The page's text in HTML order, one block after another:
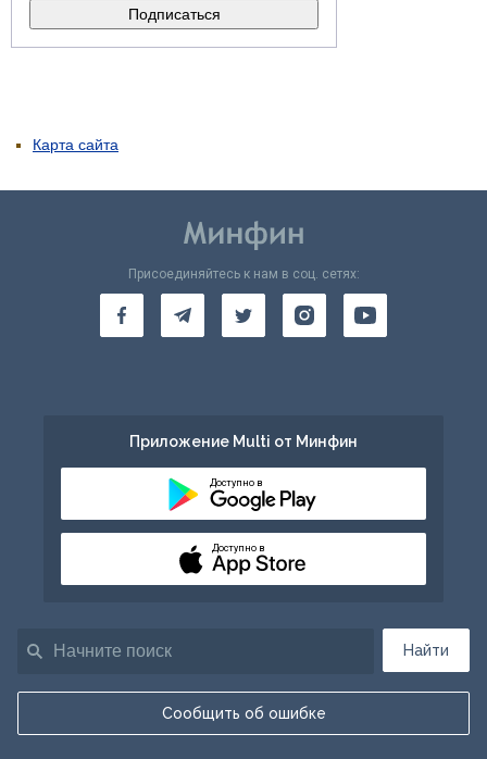
Карта сайта
Найти
Сообщить об ошибке
Присоединяйтесь к нам в соц. сетях:
Приложение Multi от Минфин
Доступно в
Доступно в